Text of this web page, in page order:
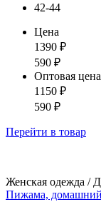
42-44
Цена
1390 ₽
590 ₽
Оптовая цена
1150 ₽
590 ₽
Перейти в товар
Женская одежда /
Пижама,